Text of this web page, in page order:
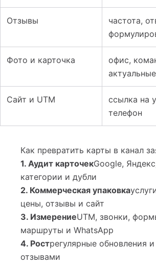
Отзывы
частота,
Фото и карточка
офис,
Сайт и UTM
ссылка на
телефон
Как превратить карты в канал
1. Аудит карточекGoogle,
категории и дубли
2. Коммерческая упаковка
цены, отзывы и сайт
3. ИзмерениеUTM, звонки,
маршруты и WhatsApp
4. Рострегулярные обновления
отзывами